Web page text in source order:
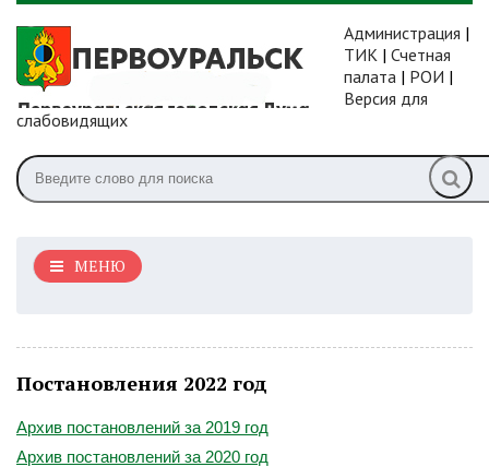
Администрация |
ТИК | Счетная
палата | РОИ |
Версия для
слабовидящих
МЕНЮ
Постановления 2022 год
Архив постановлений за 2019 год
Архив постановлений за 2020 год